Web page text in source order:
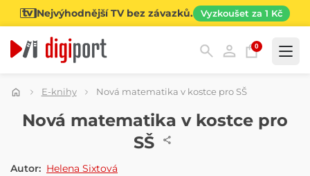
Nejvýhodnější TV bez závazků. Vyzkoušet za 1 Kč
0
Kategorie
E-knihy Nová matematika v kostce pro SŠ
E-KNIHA
Nová matematika v kostce pro
SŠ
Autor: Helena Sixtová